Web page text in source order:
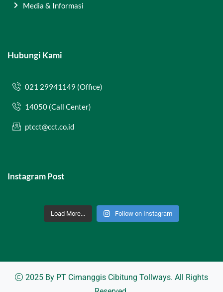
Media & Informasi
Hubungi Kami
021 29941149 (Office)
14050 (Call Center)
ptcct@cct.co.id
Instagram Post
Load More... Follow on Instagram
2025 By PT Cimanggis Cibitung Tollways. All Rights